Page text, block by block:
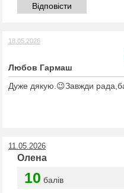
Відповісти
18.05.2026
Любов Гармаш
Дуже дякую.😉Завжди
11.05.2026
Олена
10 балів